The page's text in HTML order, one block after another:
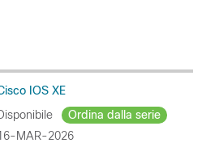
IOS XE
Ordina dalla serie
MAR-2026